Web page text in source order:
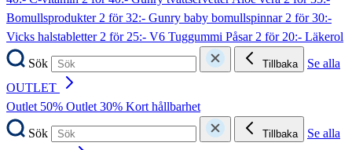
Bomullsprodukter2 för 32:- Gunry baby bomullspinnar2 för 30:-
Vicks halstabletter2 för 25:- V6 Tuggummi Påsar2 för 20:- Läkerol
Sök
Tillbaka
Se alla
OUTLET
Outlet 50% Outlet 30% Kort hållbarhet
Sök
Tillbaka
Se alla